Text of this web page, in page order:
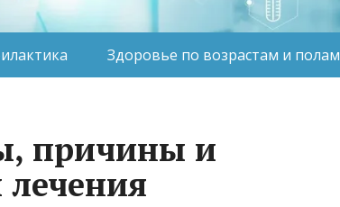
Здоровье по возрастам и полам
причины и